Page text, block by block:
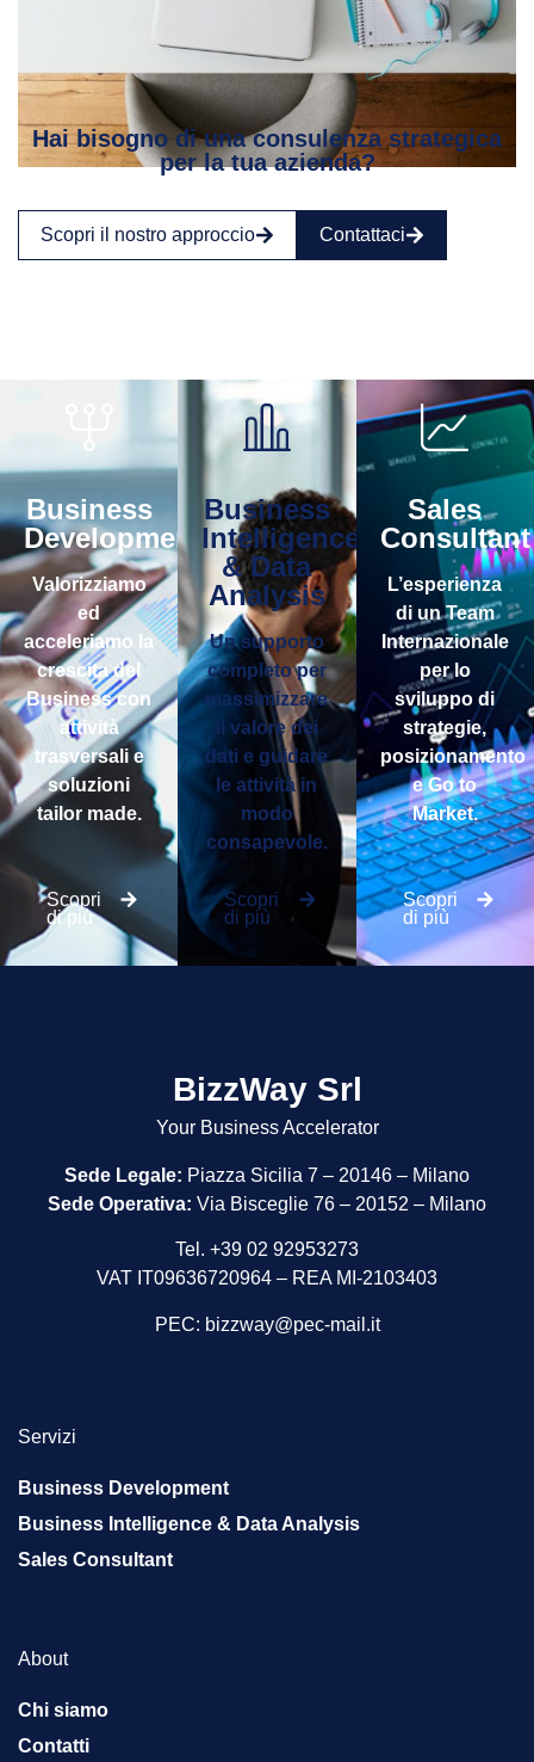
Hai bisogno di una consulenza strategica
per la tua azienda?
Scopri il nostro approccio Contattaci
Business
Development
Valorizziamo
ed
acceleriamo la
crescita del
Business con
attività
trasversali e
soluzioni
tailor made.
Scopri
di più
Business
Intelligence
& Data
Analysis
Un supporto
completo per
massimizzare
il valore dei
dati e guidare
le attività in
modo
consapevole.
Scopri
di più
Sales
Consultant
L’esperienza
di un Team
Internazionale
per lo
sviluppo di
strategie,
posizionamento
e Go to
Market.
Scopri
di più
BizzWay Srl
Your Business Accelerator
Sede Legale: Piazza Sicilia 7 – 20146 – Milano
Sede Operativa: Via Bisceglie 76 – 20152 – Milano
Tel. +39 02 92953273
VAT IT09636720964 – REA MI-2103403
PEC: bizzway@pec-mail.it
Servizi
Business Development
Business Intelligence & Data Analysis
Sales Consultant
About
Chi siamo
Contatti